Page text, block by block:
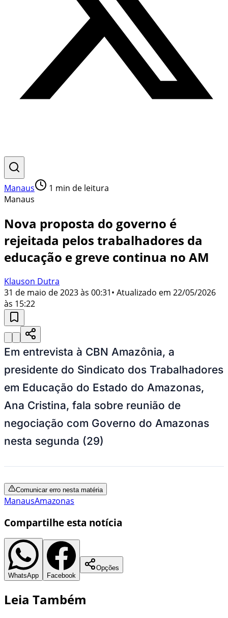
Manaus 1 min de leitura
Manaus
Nova proposta do governo é
rejeitada pelos trabalhadores da
educação e greve continua no AM
Klauson Dutra
31 de maio de 2023 às 00:31• Atualizado em 22/05/2026
às 15:22
Em entrevista à CBN Amazônia, a
presidente do Sindicato dos Trabalhadores
em Educação do Estado do Amazonas,
Ana Cristina, fala sobre reunião de
negociação com Governo do Amazonas
nesta segunda (29)
Comunicar erro nesta matéria
ManausAmazonas
Compartilhe esta notícia
WhatsApp Facebook
Opções
Leia Também